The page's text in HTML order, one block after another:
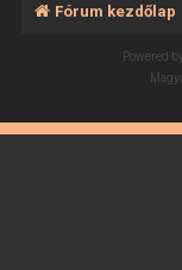
Fórum kezdőlap
Powered by